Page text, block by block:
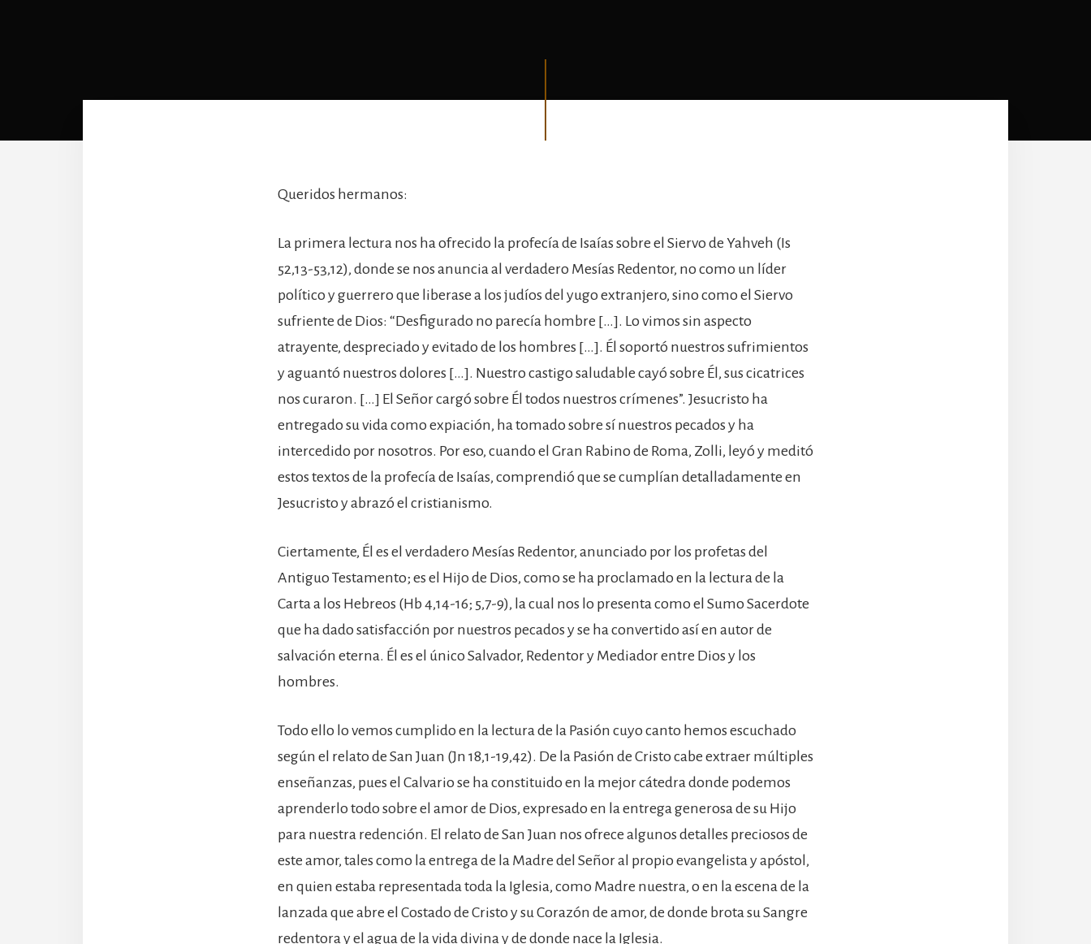
Queridos hermanos:
La primera lectura nos ha ofrecido la profecía de Isaías sobre el Siervo de Yahveh (Is
52,13-53,12), donde se nos anuncia al verdadero Mesías Redentor, no como un líder
político y guerrero que liberase a los judíos del yugo extranjero, sino como el Siervo
sufriente de Dios: “Desfigurado no parecía hombre […]. Lo vimos sin aspecto
atrayente, despreciado y evitado de los hombres […]. Él soportó nuestros sufrimientos
y aguantó nuestros dolores […]. Nuestro castigo saludable cayó sobre Él, sus cicatrices
nos curaron. […] El Señor cargó sobre Él todos nuestros crímenes”. Jesucristo ha
entregado su vida como expiación, ha tomado sobre sí nuestros pecados y ha
intercedido por nosotros. Por eso, cuando el Gran Rabino de Roma, Zolli, leyó y meditó
estos textos de la profecía de Isaías, comprendió que se cumplían detalladamente en
Jesucristo y abrazó el cristianismo.
Ciertamente, Él es el verdadero Mesías Redentor, anunciado por los profetas del
Antiguo Testamento; es el Hijo de Dios, como se ha proclamado en la lectura de la
Carta a los Hebreos (Hb 4,14-16; 5,7-9), la cual nos lo presenta como el Sumo Sacerdote
que ha dado satisfacción por nuestros pecados y se ha convertido así en autor de
salvación eterna. Él es el único Salvador, Redentor y Mediador entre Dios y los
hombres.
Todo ello lo vemos cumplido en la lectura de la Pasión cuyo canto hemos escuchado
según el relato de San Juan (Jn 18,1-19,42). De la Pasión de Cristo cabe extraer múltiples
enseñanzas, pues el Calvario se ha constituido en la mejor cátedra donde podemos
aprenderlo todo sobre el amor de Dios, expresado en la entrega generosa de su Hijo
para nuestra redención. El relato de San Juan nos ofrece algunos detalles preciosos de
este amor, tales como la entrega de la Madre del Señor al propio evangelista y apóstol,
en quien estaba representada toda la Iglesia, como Madre nuestra, o en la escena de la
lanzada que abre el Costado de Cristo y su Corazón de amor, de donde brota su Sangre
redentora y el agua de la vida divina y de donde nace la Iglesia.